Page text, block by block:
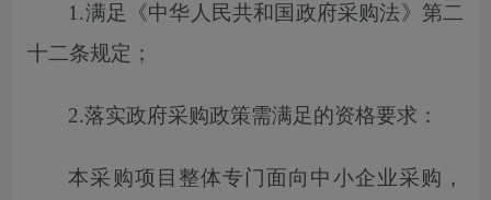
1.满足《中华人民共和国政府采购法》第二
十二条规定；
2.落实政府采购政策需满足的资格要求：
本采购项目 整体专门面向中小企业采购，